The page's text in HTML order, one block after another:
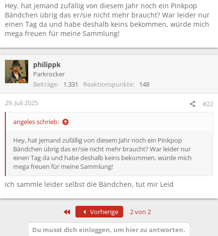
Hey, hat jemand zufällig von diesem Jahr noch ein Pinkpop
Bändchen übrig das er/sie nicht mehr braucht? War leider nur
einen Tag da und habe deshalb keins bekommen, würde mich
mega freuen für meine Sammlung!
philippk
Parkrocker
Beiträge
1.331 Reaktionspunkte 148
29. Juli 2025 #22
angeles schrieb:
Hey, hat jemand zufällig von diesem Jahr noch ein Pinkpop
Bändchen übrig das er/sie nicht mehr braucht? War leider nur
einen Tag da und habe deshalb keins bekommen, würde mich
mega freuen für meine Sammlung!
Ich sammle leider selbst die Bändchen, tut mir Leid
Erste Vorherige 2 von 2
Du musst dich einloggen, um hier zu antworten.